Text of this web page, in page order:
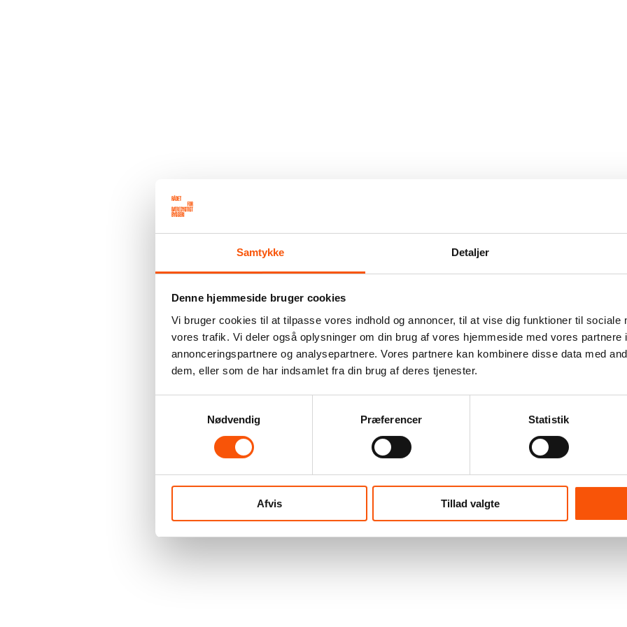
Samtykke Detaljer
Denne hjemmeside bruger cookies
Vi bruger cookies til at tilpasse vores indhold og annoncer, til at vise dig funktioner til sociale
vores trafik. Vi deler også oplysninger om din brug af vores hjemmeside med vores partnere
annonceringspartnere og analysepartnere. Vores partnere kan kombinere disse data med
dem, eller som de har indsamlet fra din brug af deres tjenester.
Nødvendig
Præferencer Statistik
Afvis Tillad valgte